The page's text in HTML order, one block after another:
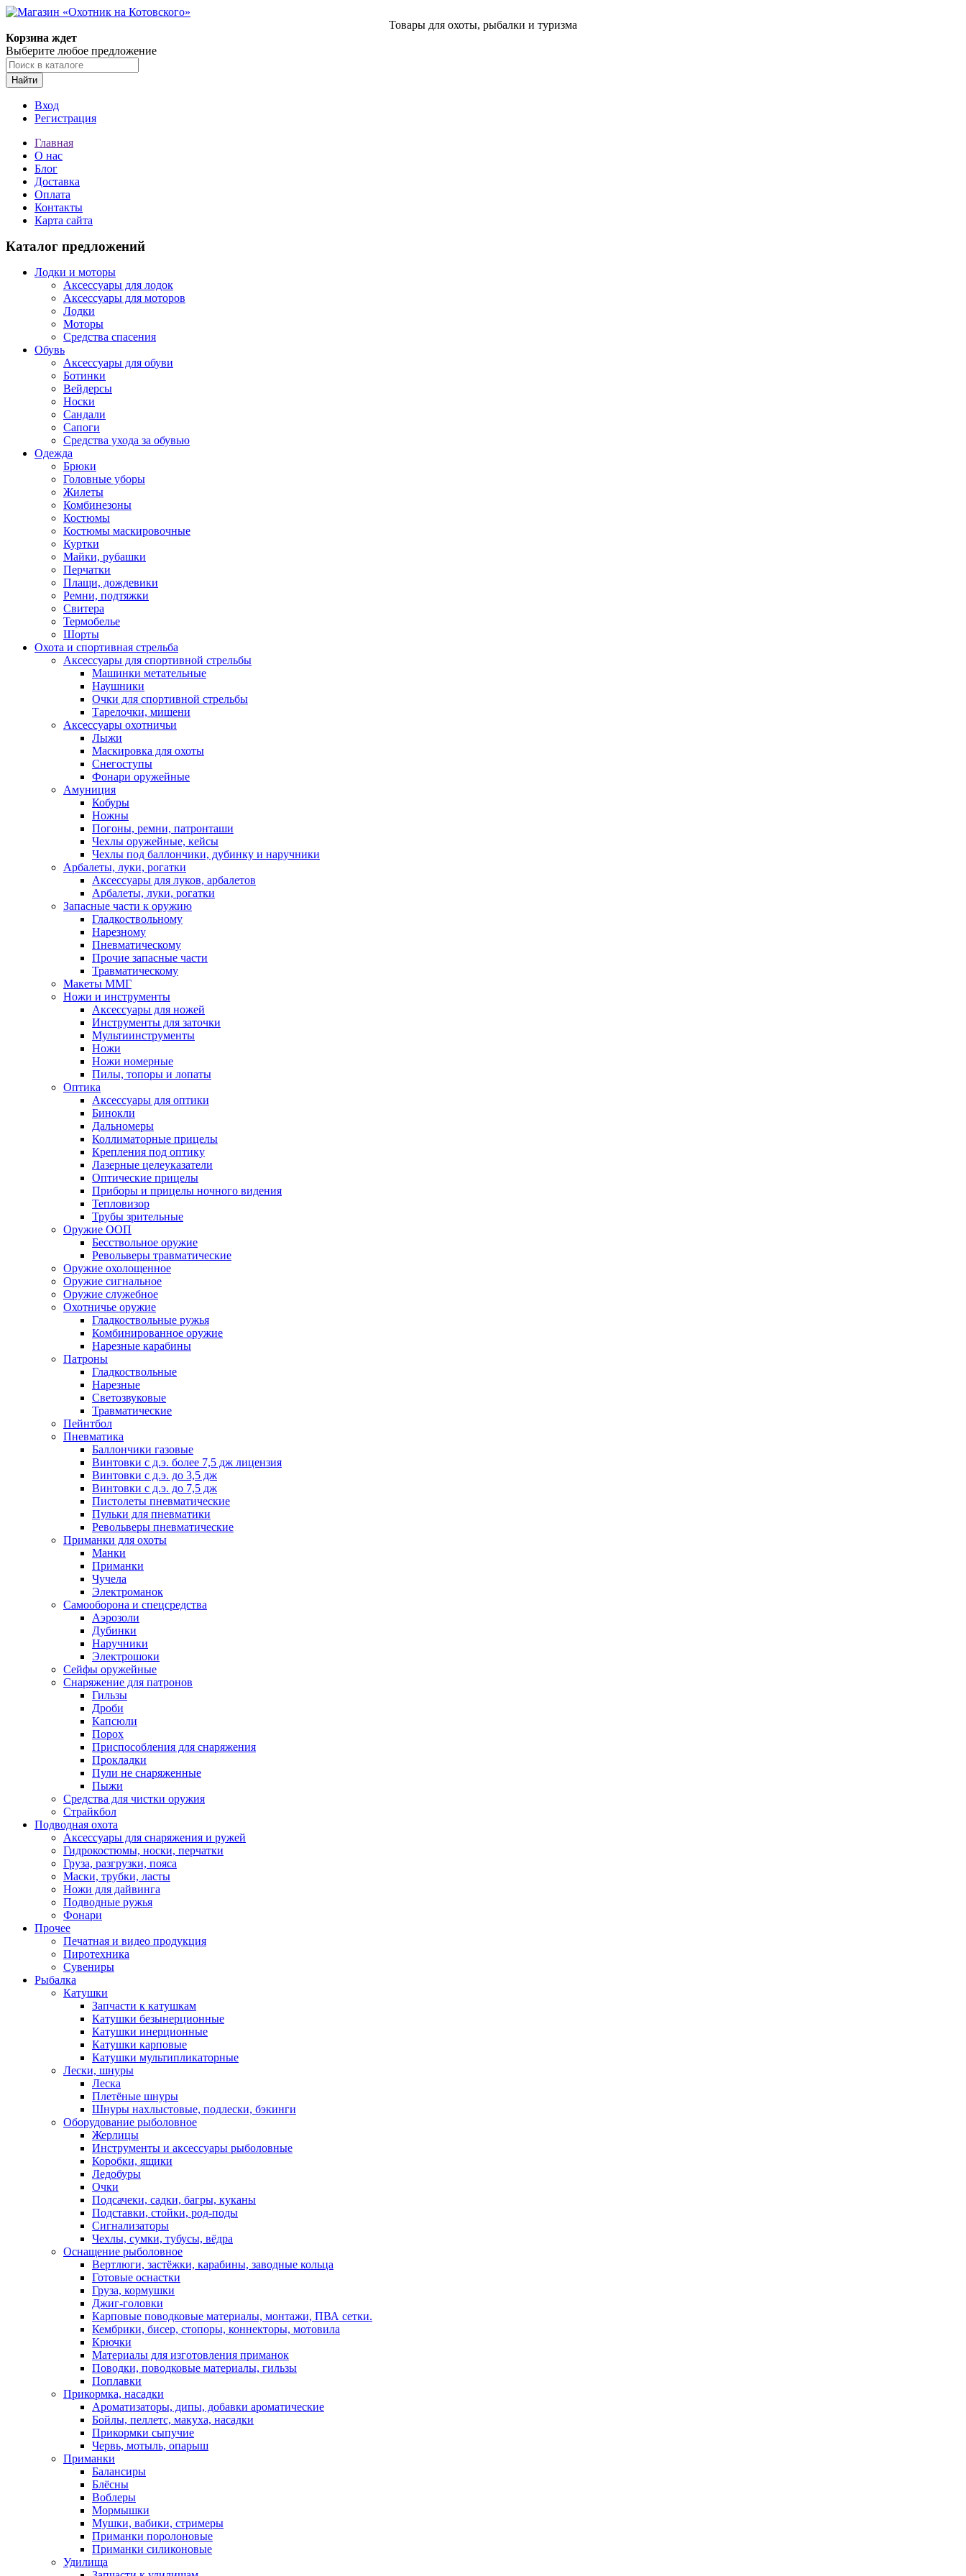
Товары для охоты, рыбалки и туризма
Корзина ждет
Выберите любое предложение
Найти
Вход
Регистрация
Главная
О нас
Блог
Доставка
Оплата
Контакты
Карта сайта
Каталог предложений
Лодки и моторы
Аксессуары для лодок
Аксессуары для моторов
Лодки
Моторы
Средства спасения
Обувь
Аксессуары для обуви
Ботинки
Вейдерсы
Носки
Сандали
Сапоги
Средства ухода за обувью
Одежда
Брюки
Головные уборы
Жилеты
Комбинезоны
Костюмы
Костюмы маскировочные
Куртки
Майки, рубашки
Перчатки
Плащи, дождевики
Ремни, подтяжки
Свитера
Термобелье
Шорты
Охота и спортивная стрельба
Аксессуары для спортивной стрельбы
Машинки метательные
Наушники
Очки для спортивной стрельбы
Тарелочки, мишени
Аксессуары охотничьи
Лыжи
Маскировка для охоты
Снегоступы
Фонари оружейные
Амуниция
Кобуры
Ножны
Погоны, ремни, патронташи
Чехлы оружейные, кейсы
Чехлы под баллончики, дубинку и наручники
Арбалеты, луки, рогатки
Аксессуары для луков, арбалетов
Арбалеты, луки, рогатки
Запасные части к оружию
Гладкоствольному
Нарезному
Пневматическому
Прочие запасные части
Травматическому
Макеты ММГ
Ножи и инструменты
Аксессуары для ножей
Инструменты для заточки
Мультиинструменты
Ножи
Ножи номерные
Пилы, топоры и лопаты
Оптика
Аксессуары для оптики
Бинокли
Дальномеры
Коллиматорные прицелы
Крепления под оптику
Лазерные целеуказатели
Оптические прицелы
Приборы и прицелы ночного видения
Тепловизор
Трубы зрительные
Оружие ООП
Бесствольное оружие
Револьверы травматические
Оружие охолощенное
Оружие сигнальное
Оружие служебное
Охотничье оружие
Гладкоствольные ружья
Комбинированное оружие
Нарезные карабины
Патроны
Гладкоствольные
Нарезные
Светозвуковые
Травматические
Пейнтбол
Пневматика
Баллончики газовые
Винтовки с д.э. более 7,5 дж лицензия
Винтовки с д.э. до 3,5 дж
Винтовки с д.э. до 7,5 дж
Пистолеты пневматические
Пульки для пневматики
Револьверы пневматические
Приманки для охоты
Манки
Приманки
Чучела
Электроманок
Самооборона и спецсредства
Аэрозоли
Дубинки
Наручники
Электрошоки
Сейфы оружейные
Снаряжение для патронов
Гильзы
Дроби
Капсюли
Порох
Приспособления для снаряжения
Прокладки
Пули не снаряженные
Пыжи
Средства для чистки оружия
Страйкбол
Подводная охота
Аксессуары для снаряжения и ружей
Гидрокостюмы, носки, перчатки
Груза, разгрузки, пояса
Маски, трубки, ласты
Ножи для дайвинга
Подводные ружья
Фонари
Прочее
Печатная и видео продукция
Пиротехника
Сувениры
Рыбалка
Катушки
Запчасти к катушкам
Катушки безынерционные
Катушки инерционные
Катушки карповые
Катушки мультипликаторные
Лески, шнуры
Леска
Плетёные шнуры
Шнуры нахлыстовые, подлески, бэкинги
Оборудование рыболовное
Жерлицы
Инструменты и аксессуары рыболовные
Коробки, ящики
Ледобуры
Очки
Подсачеки, садки, багры, куканы
Подставки, стойки, род-поды
Сигнализаторы
Чехлы, сумки, тубусы, вёдра
Оснащение рыболовное
Вертлюги, застёжки, карабины, заводные кольца
Готовые оснастки
Груза, кормушки
Джиг-головки
Карповые поводковые материалы, монтажи, ПВА сетки.
Кембрики, бисер, стопоры, коннекторы, мотовила
Крючки
Материалы для изготовления приманок
Поводки, поводковые материалы, гильзы
Поплавки
Прикормка, насадки
Ароматизаторы, дипы, добавки ароматические
Бойлы, пеллетс, макуха, насадки
Прикормки сыпучие
Червь, мотыль, опарыш
Приманки
Балансиры
Блёсны
Воблеры
Мормышки
Мушки, вабики, стримеры
Приманки поролоновые
Приманки силиконовые
Удилища